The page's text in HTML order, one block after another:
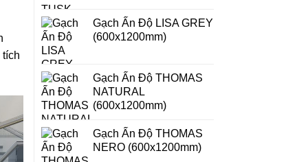
tích
Gạch Ấn Độ LISA GREY
(600x1200mm)
Gạch Ấn Độ THOMAS
NATURAL
(600x1200mm)
Gạch Ấn Độ THOMAS
NERO (600x1200mm)